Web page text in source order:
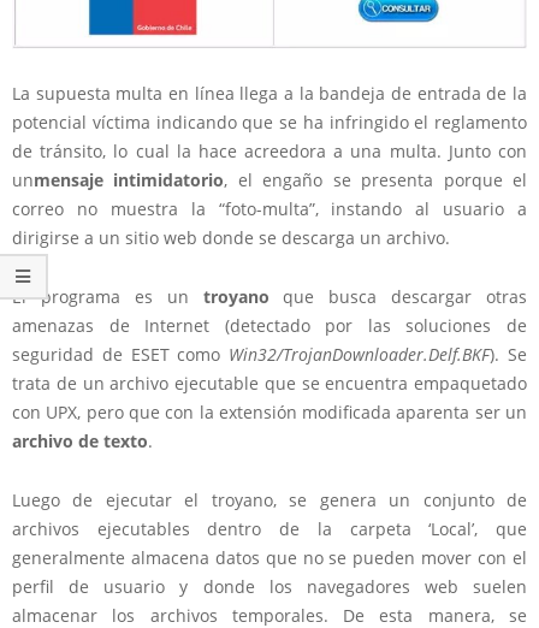
La supuesta multa en línea llega a la bandeja de entrada de la
potencial víctima indicando que se ha infringido el reglamento
de tránsito, lo cual la hace acreedora a una multa. Junto con
unmensaje intimidatorio, el engaño se presenta porque el
correo no muestra la “foto-multa”, instando al usuario a
dirigirse a un sitio web donde se descarga un archivo.
El programa es un troyano que busca descargar otras
amenazas de Internet (detectado por las soluciones de
seguridad de ESET como Win32/TrojanDownloader.Delf.BKF). Se
trata de un archivo ejecutable que se encuentra empaquetado
con UPX, pero que con la extensión modificada aparenta ser un
archivo de texto.
Luego de ejecutar el troyano, se genera un conjunto de
archivos ejecutables dentro de la carpeta ‘Local’, que
generalmente almacena datos que no se pueden mover con el
perfil de usuario y donde los navegadores web suelen
almacenar los archivos temporales. De esta manera, se